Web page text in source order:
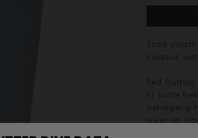
Suze
klassisk
Red
til korte
behagelig
giver en